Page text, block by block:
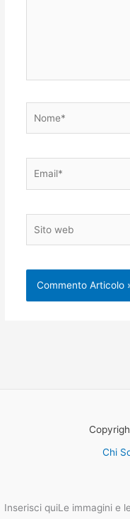
web
Chi
Inserisci quiLe immagini e